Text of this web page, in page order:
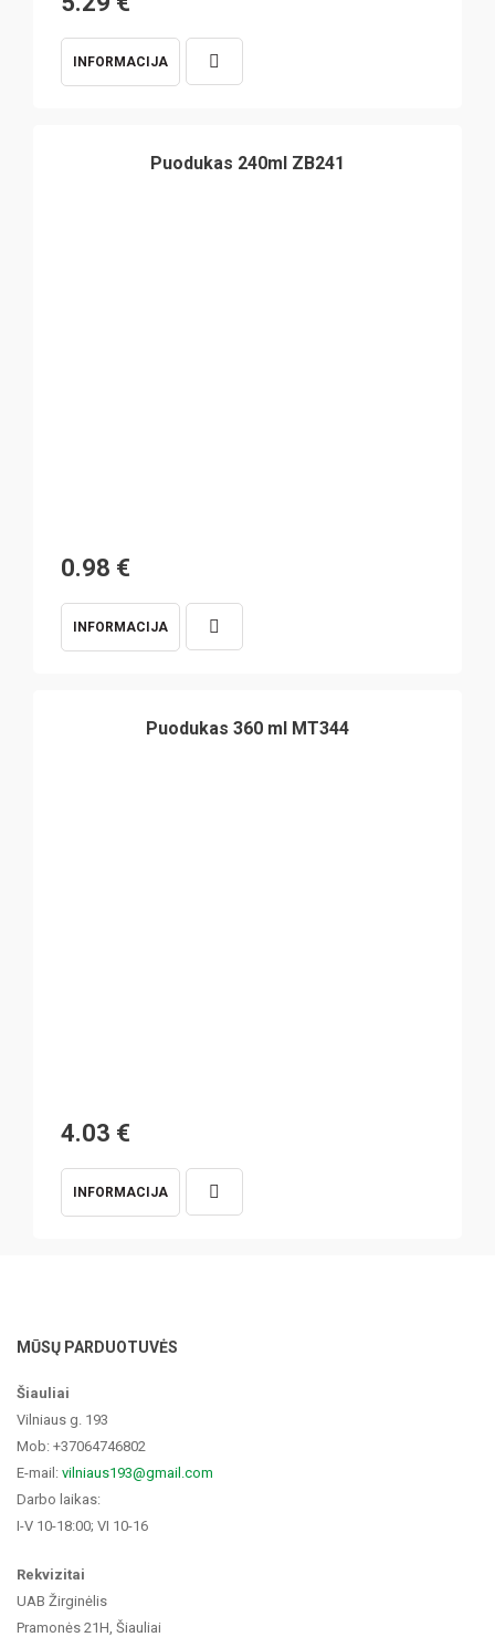
INFORMACIJA
Puodukas 240ml ZB241
0.98 €
INFORMACIJA
Puodukas 360 ml MT344
4.03 €
INFORMACIJA
MŪSŲ PARDUOTUVĖS
Šiauliai
Vilniaus g. 193
Mob: +37064746802
E-mail: vilniaus193@gmail.com
Darbo laikas:
I-V 10-18:00; VI 10-16
Rekvizitai
UAB Žirginėlis
Pramonės 21H, Šiauliai